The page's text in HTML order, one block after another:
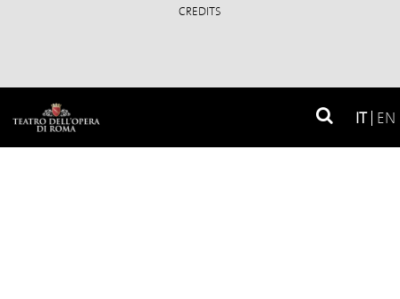
IT EN
CREDITS